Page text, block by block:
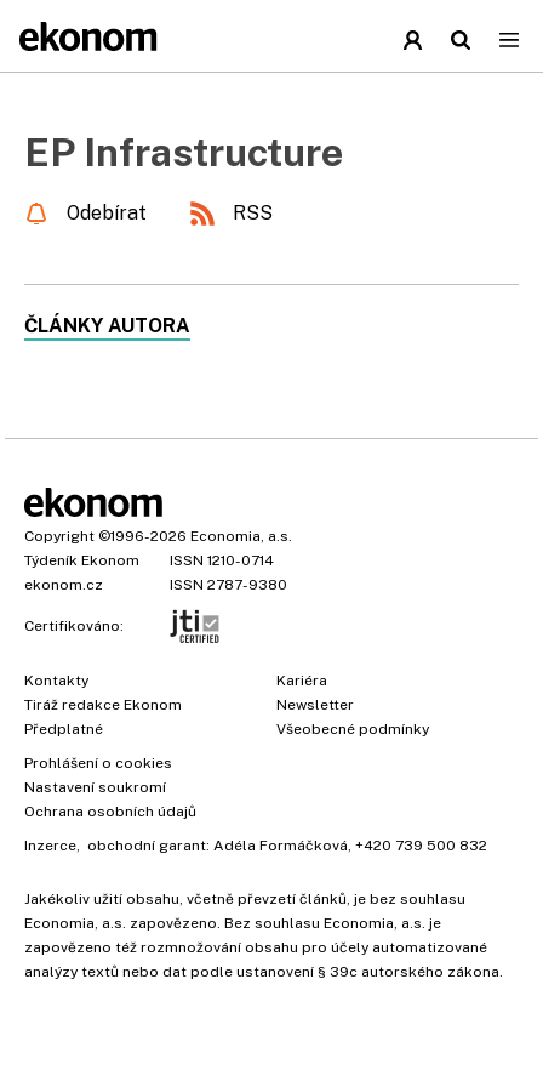
EP Infrastructure
Odebírat RSS
ČLÁNKY AUTORA
Copyright ©1996-2026 Economia, a.s.
Týdeník Ekonom
ISSN 1210-0714
ekonom.cz
ISSN 2787-9380
Certifikováno:
Kontakty
Tiráž redakce Ekonom
Předplatné
Kariéra
Newsletter
Všeobecné podmínky
Prohlášení o cookies
Nastavení soukromí
Ochrana osobních údajů
Inzerce, obchodní garant: Adéla Formáčková, +420 739 500 832
Jakékoliv užití obsahu, včetně převzetí článků, je bez souhlasu
Economia, a.s. zapovězeno. Bez souhlasu Economia, a.s. je
zapovězeno též rozmnožování obsahu pro účely automatizované
analýzy textů nebo dat podle ustanovení § 39c autorského zákona.